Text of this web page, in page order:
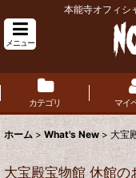
本能寺オフィシ
メニュー
カテゴリ マイ
ホーム > What's New > 大宝
大宝殿宝物館 休館の